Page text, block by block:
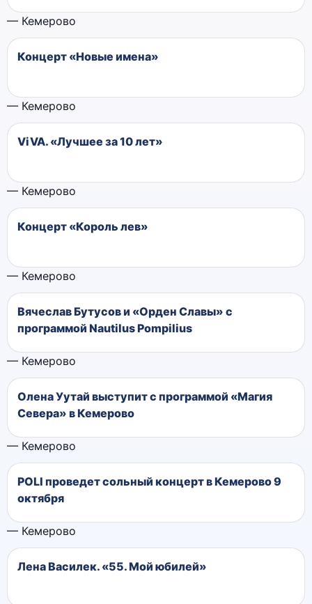
— Кемерово
Концерт «Новые имена»
— Кемерово
ViVA. «Лучшее за 10 лет»
— Кемерово
Концерт «Король лев»
— Кемерово
Вячеслав Бутусов и «Орден Славы» с
программой Nautilus Pompilius
— Кемерово
Олена Уутай выступит с программой «Магия
Севера» в Кемерово
— Кемерово
POLI проведет сольный концерт в Кемерово 9
октября
— Кемерово
Лена Василек. «55. Мой юбилей»